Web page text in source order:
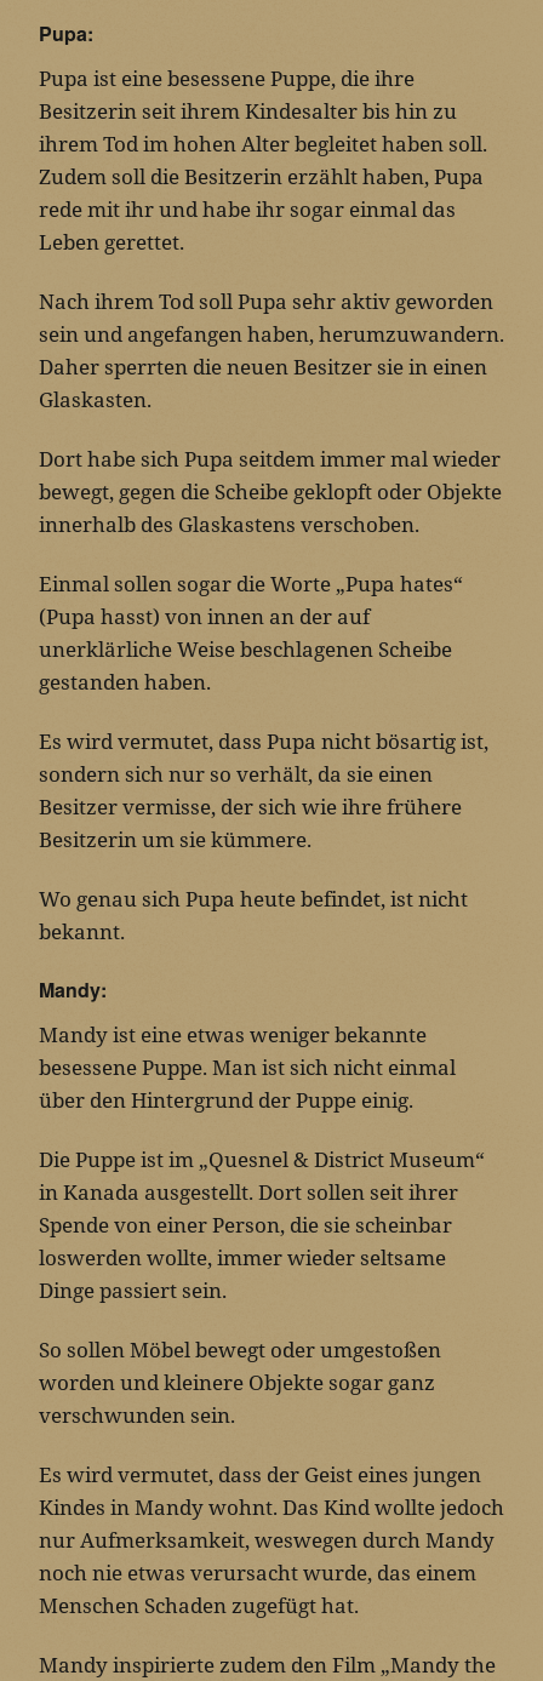
Pupa:
Pupa ist eine besessene Puppe, die ihre
Besitzerin seit ihrem Kindesalter bis hin zu
ihrem Tod im hohen Alter begleitet haben soll.
Zudem soll die Besitzerin erzählt haben, Pupa
rede mit ihr und habe ihr sogar einmal das
Leben gerettet.
Nach ihrem Tod soll Pupa sehr aktiv geworden
sein und angefangen haben, herumzuwandern.
Daher sperrten die neuen Besitzer sie in einen
Glaskasten.
Dort habe sich Pupa seitdem immer mal wieder
bewegt, gegen die Scheibe geklopft oder Objekte
innerhalb des Glaskastens verschoben.
Einmal sollen sogar die Worte „Pupa hates“
(Pupa hasst) von innen an der auf
unerklärliche Weise beschlagenen Scheibe
gestanden haben.
Es wird vermutet, dass Pupa nicht bösartig ist,
sondern sich nur so verhält, da sie einen
Besitzer vermisse, der sich wie ihre frühere
Besitzerin um sie kümmere.
Wo genau sich Pupa heute befindet, ist nicht
bekannt.
Mandy:
Mandy ist eine etwas weniger bekannte
besessene Puppe. Man ist sich nicht einmal
über den Hintergrund der Puppe einig.
Die Puppe ist im „Quesnel & District Museum“
in Kanada ausgestellt. Dort sollen seit ihrer
Spende von einer Person, die sie scheinbar
loswerden wollte, immer wieder seltsame
Dinge passiert sein.
So sollen Möbel bewegt oder umgestoßen
worden und kleinere Objekte sogar ganz
verschwunden sein.
Es wird vermutet, dass der Geist eines jungen
Kindes in Mandy wohnt. Das Kind wollte jedoch
nur Aufmerksamkeit, weswegen durch Mandy
noch nie etwas verursacht wurde, das einem
Menschen Schaden zugefügt hat.
Mandy inspirierte zudem den Film „Mandy the